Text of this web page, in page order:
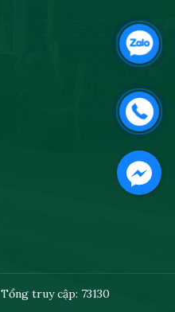
Tổng truy cập: 73130